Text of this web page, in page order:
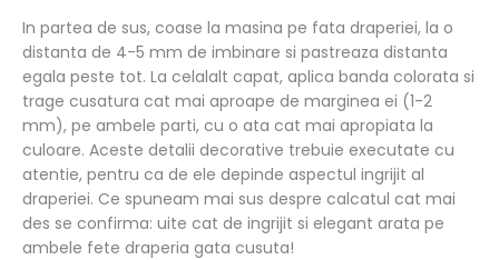
In partea de sus, coase la masina pe fata draperiei, la o
distanta de 4-5 mm de imbinare si pastreaza distanta
egala peste tot. La celalalt capat, aplica banda colorata si
trage cusatura cat mai aproape de marginea ei (1-2
mm), pe ambele parti, cu o ata cat mai apropiata la
culoare. Aceste detalii decorative trebuie executate cu
atentie, pentru ca de ele depinde aspectul ingrijit al
draperiei. Ce spuneam mai sus despre calcatul cat mai
des se confirma: uite cat de ingrijit si elegant arata pe
ambele fete draperia gata cusuta!